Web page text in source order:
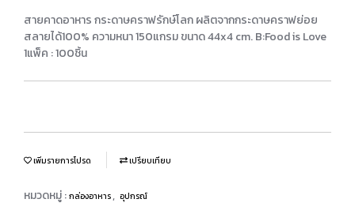
สายคาดอาหาร กระดาษคราฟรักษ์โลก ผลิตจากกระดาษคราฟย่อย
สลายได้100% ความหนา 150แกรม ขนาด 44x4 cm. B:Food is Love
1แพ็ค : 100ชิ้น
เพิ่มรายการโปรด เปรียบเทียบ
หมวดหมู่ : กล่องอาหาร, อุปกรณ์